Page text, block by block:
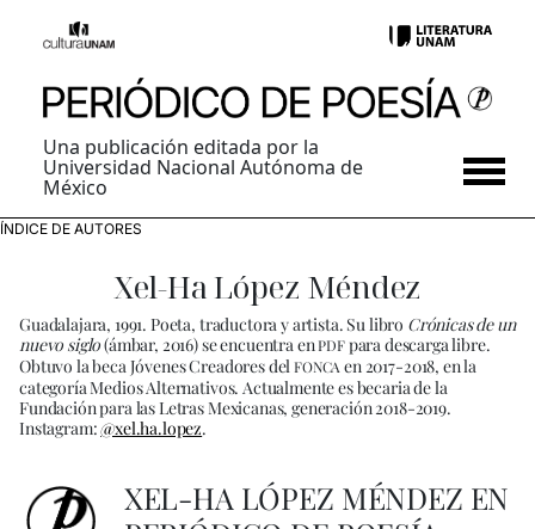
Una publicación editada por la
Universidad Nacional Autónoma de
México
ÍNDICE DE AUTORES
Xel-Ha López Méndez
Guadalajara, 1991. Poeta, traductora y artista. Su libro Crónicas de un
nuevo siglo(ámbar, 2016) se encuentra enPDFpara descarga libre.
Obtuvo la beca Jóvenes Creadores delFONCAen 2017-2018, en la
categoría Medios Alternativos. Actualmente es becaria de la
Fundación para las Letras Mexicanas, generación 2018-2019.
Instagram:@xel.ha.lopez.
XEL-HA LÓPEZ MÉNDEZ EN